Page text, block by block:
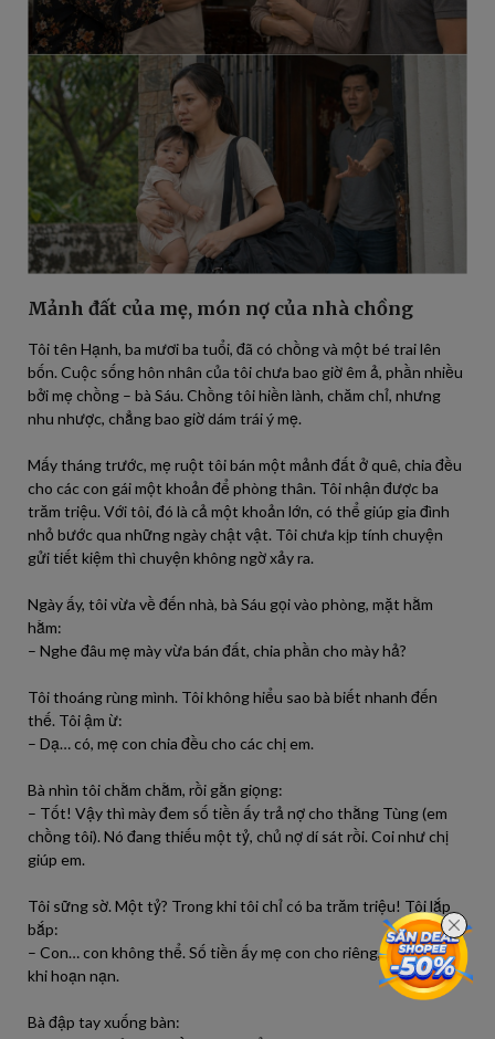
Mảnh đất của mẹ, món nợ của nhà chồng
Tôi tên Hạnh, ba mươi ba tuổi, đã có chồng và một bé trai lên
bốn. Cuộc sống hôn nhân của tôi chưa bao giờ êm ả, phần nhiều
bởi mẹ chồng – bà Sáu. Chồng tôi hiền lành, chăm chỉ, nhưng
nhu nhược, chẳng bao giờ dám trái ý mẹ.
Mấy tháng trước, mẹ ruột tôi bán một mảnh đất ở quê, chia đều
cho các con gái một khoản để phòng thân. Tôi nhận được ba
trăm triệu. Với tôi, đó là cả một khoản lớn, có thể giúp gia đình
nhỏ bước qua những ngày chật vật. Tôi chưa kịp tính chuyện
gửi tiết kiệm thì chuyện không ngờ xảy ra.
Ngày ấy, tôi vừa về đến nhà, bà Sáu gọi vào phòng, mặt hằm
hằm:
– Nghe đâu mẹ mày vừa bán đất, chia phần cho mày hả?
Tôi thoáng rùng mình. Tôi không hiểu sao bà biết nhanh đến
thế. Tôi ậm ừ:
– Dạ… có, mẹ con chia đều cho các chị em.
Bà nhìn tôi chằm chằm, rồi gằn giọng:
– Tốt! Vậy thì mày đem số tiền ấy trả nợ cho thằng Tùng (em
chồng tôi). Nó đang thiếu một tỷ, chủ nợ dí sát rồi. Coi như chị
giúp em.
Tôi sững sờ. Một tỷ? Trong khi tôi chỉ có ba trăm triệu! Tôi lắp
bắp:
– Con… con không thể. Số tiền ấy mẹ con cho riêng, để phòng
khi hoạn nạn.
Bà đập tay xuống bàn: